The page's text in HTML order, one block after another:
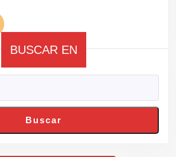
BUSCAR EN
Buscar